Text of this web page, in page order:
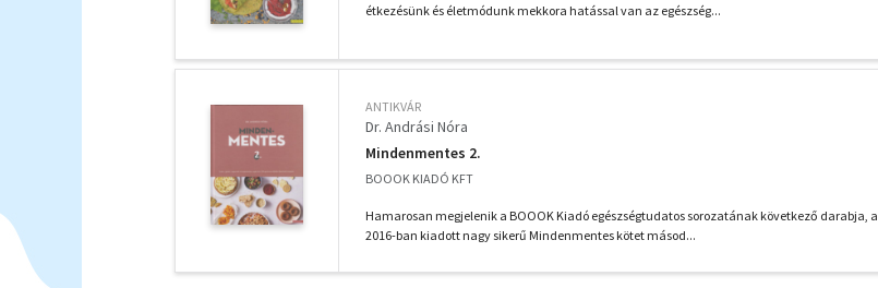
étkezésünk és életmódunk mekkora hatással van az egészség...
ANTIKVÁR
Dr. Andrási Nóra
Mindenmentes 2.
BOOOK KIADÓ KFT
Hamarosan megjelenik a BOOOK Kiadó egészségtudatos sorozatának következő darabja, a
2016-ban kiadott nagy sikerű Mindenmentes kötet másod...